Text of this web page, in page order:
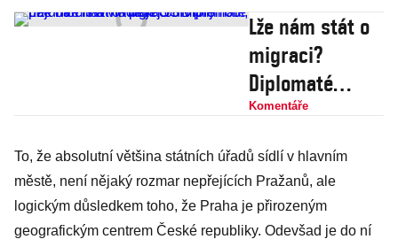
Lže nám stát o
migraci?
Diplomaté
nejdříve navrhli
přijmout, pak
otočili a vláda
jej odmítne
Komentáře
To, že absolutní většina státních úřadů sídlí v hlavním
městě, není nějaký rozmar nepřejících Pražanů, ale
logickým důsledkem toho, že Praha je přirozeným
geografickým centrem České republiky. Odevšad je do ní